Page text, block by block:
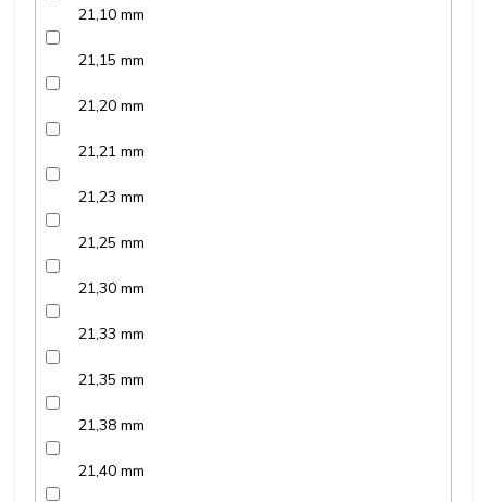
21,10 mm
21,15 mm
21,20 mm
21,21 mm
21,23 mm
21,25 mm
21,30 mm
21,33 mm
21,35 mm
21,38 mm
21,40 mm